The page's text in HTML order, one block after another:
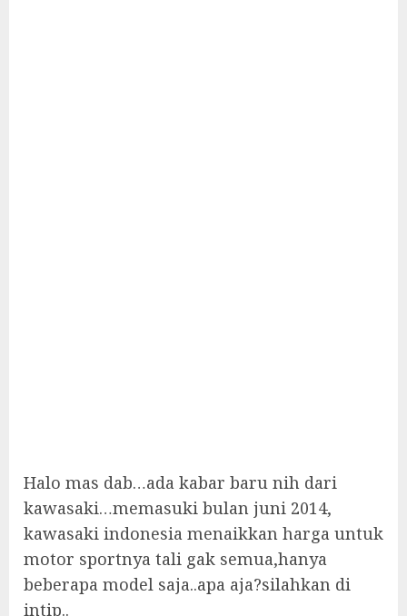
Halo mas dab…ada kabar baru nih dari
kawasaki…memasuki bulan juni 2014,
kawasaki indonesia menaikkan harga untuk
motor sportnya tali gak semua,hanya
beberapa model saja..apa aja?silahkan di
intip..